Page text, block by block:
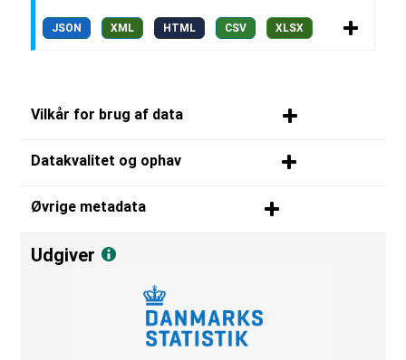
JSON XML HTML CSV XLSX
Vilkår for brug af data
Datakvalitet og ophav
Øvrige metadata
Udgiver